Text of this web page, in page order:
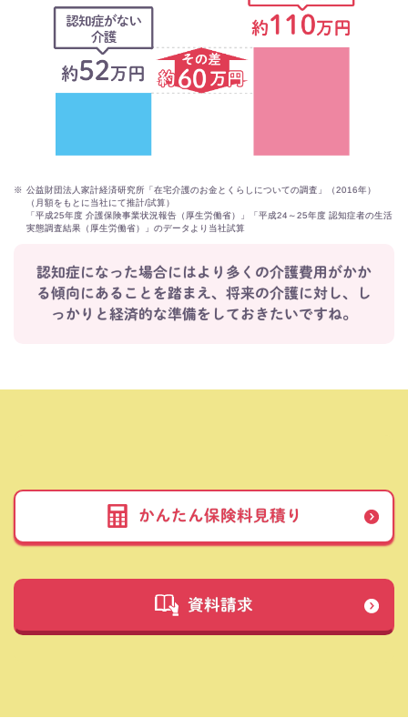
※ 公益財団法人家計経済研究所「在宅介護のお金とくらしについての調査」（2016年）
（月額をもとに当社にて推計/試算）
​「平成25年度 介護保険事業状況報告（厚生労働省）」「平成24～25年度 認知症者の生活
実態調査結果（厚生労働省）」のデータより​当社試算​
認知症になった場合にはより多くの介護費用がかか
る傾向にあることを踏まえ、将来の介護に対し、し
っかりと経済的な準備をしておきたいですね。
かんたん保険料見積り
資料請求